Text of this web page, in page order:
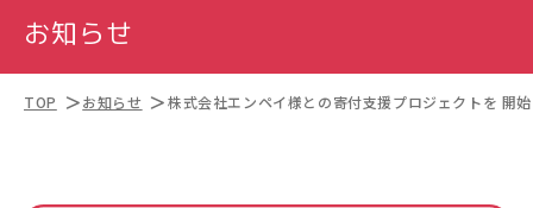
お知らせ
TOP お知らせ 株式会社エンペイ様との寄付支援プロジェクトを 開始